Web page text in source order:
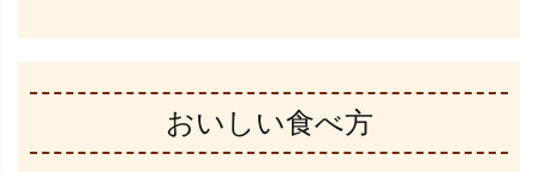
おいしい食べ方